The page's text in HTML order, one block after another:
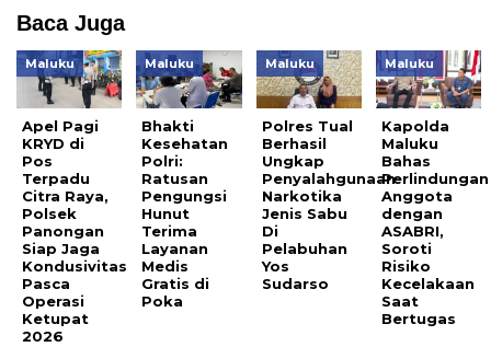
Baca Juga
Maluku
Apel Pagi
KRYD di
Pos
Terpadu
Citra Raya,
Polsek
Panongan
Siap Jaga
Kondusivitas
Pasca
Operasi
Ketupat
2026
Maluku
Bhakti
Kesehatan
Polri:
Ratusan
Pengungsi
Hunut
Terima
Layanan
Medis
Gratis di
Poka
Maluku
Polres Tual
Berhasil
Ungkap
Penyalahgunaan
Narkotika
Jenis Sabu
Di
Pelabuhan
Yos
Sudarso
Maluku
Kapolda
Maluku
Bahas
Perlindungan
Anggota
dengan
ASABRI,
Soroti
Risiko
Kecelakaan
Saat
Bertugas